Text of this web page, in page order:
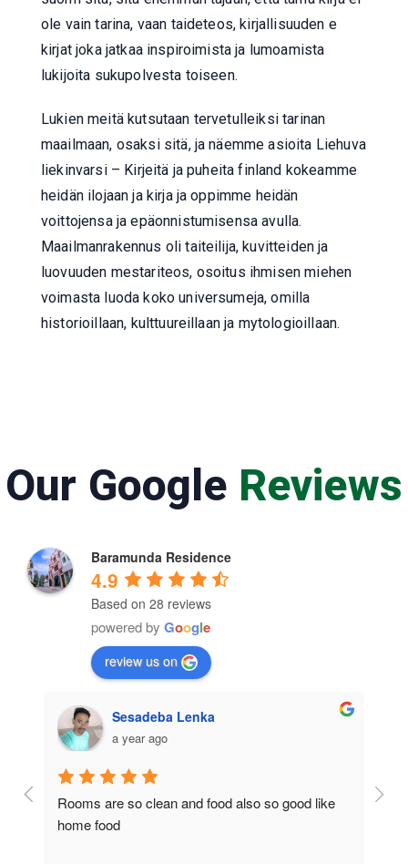
ole vain tarina, vaan taideteos, kirjallisuuden e
kirjat​ joka jatkaa inspiroimista ja lumoamista
lukijoita sukupolvesta toiseen.
Lukien meitä kutsutaan tervetulleiksi tarinan
maailmaan, osaksi sitä, ja näemme asioita Liehuva
liekinvarsi – Kirjeitä ja puheita finland kokeamme
heidän ilojaan ja kirja ja oppimme heidän
voittojensa ja epäonnistumisensa avulla.
Maailmanrakennus oli taiteilija, kuvitteiden ja
luovuuden mestariteos, osoitus ihmisen miehen
voimasta luoda koko universumeja, omilla
historioillaan, kulttuureillaan ja mytologioillaan.
Our Google Reviews
Baramunda Residence
4.9
Based on 28 reviews
powered by Google
review us on
Sesadeba Lenka
a year ago
Rooms are so clean and food also so good like
home food
So